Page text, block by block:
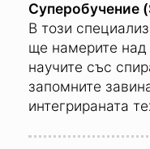
Суперобучение
В този
ще намерите
научите със
запомните
интегрираната